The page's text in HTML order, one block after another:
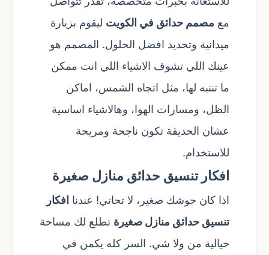
مع مصمم حدائق في الكويت ليقوم بزيارة
ميدانية وتحديد افضل الحلول. المصمم هو
عينك اللي تشوف الاشياء اللي انت ممكن
ما تنتبه لها، مثل اتجاه الشمس، اماكن
الظل، ومسارات الهوا، وهالاشياء اساسية
عشان الحديقة تكون ناجحة ومريحة
للاستخدام.
افكار تنسيق حدائق منازل صغيرة
اذا كان حوشك صغير، لا تحاتي! عندنا افكار
تنسيق حدائق منازل صغيرة تطلع لك مساحة
خيالية من ولا شي. السر كله يكمن في